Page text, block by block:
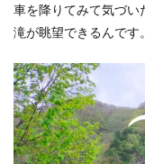
車を降りてみて気づい
滝が眺望できるんです